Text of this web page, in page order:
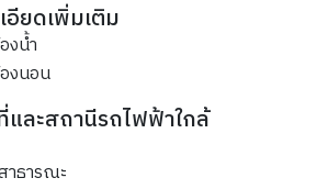
อียดเพิ่มเติม
งน้ำ
งนอน
ละสถานีรถไฟฟ้าใกล้
าธารณะ